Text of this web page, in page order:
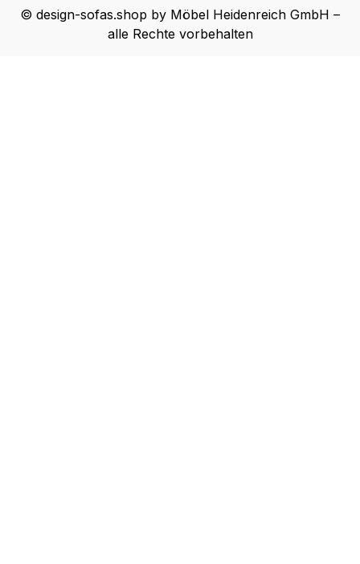
© design-sofas.shop by Möbel Heidenreich GmbH –
alle Rechte vorbehalten